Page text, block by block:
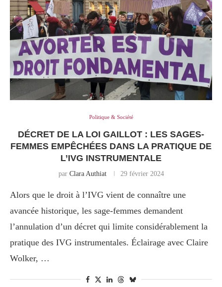
Politique & Société
DÉCRET DE LA LOI GAILLOT : LES SAGES-
FEMMES EMPÊCHÉES DANS LA PRATIQUE DE
L’IVG INSTRUMENTALE
par Clara Authiat 29 février 2024
Alors que le droit à l’IVG vient de connaître une
avancée historique, les sage-femmes demandent
l’annulation d’un décret qui limite considérablement la
pratique des IVG instrumentales. Éclairage avec Claire
Wolker, …